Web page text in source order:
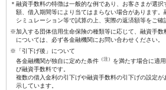
＊融資手数料の特徴は一般的な例であり、お客さまが選
額、借入期間等により当てはまらない場合があります。
シミュレーション等で試算の上、実際の返済額等をご確
※加入する団体信用生命保険の種類等に応じて、融資手数
については、必ず各金融機関にお問い合わせください。
※「引下げ後」について
各金融機関が独自に定めた条件 （注）
を満たす場合に適
び融資手数料です。
複数の借入金利の引下げや融資手数料の引下げの設定
示しています。